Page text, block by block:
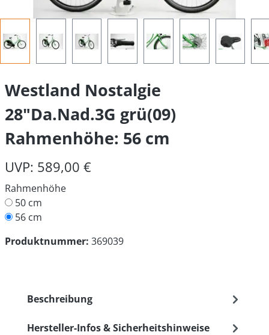
Westland Nostalgie
28"Da.Nad.3G grü(09)
Rahmenhöhe: 56 cm
UVP: 589,00 €
Rahmenhöhe
50 cm
56 cm
Produktnummer: 369039
Beschreibung
Hersteller-Infos & Sicherheitshinweise